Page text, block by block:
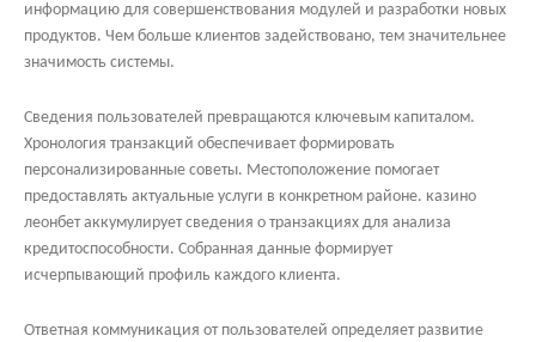
информацию для совершенствования модулей и разработки новых
продуктов. Чем больше клиентов задействовано, тем значительнее
значимость системы.
Сведения пользователей превращаются ключевым капиталом.
Хронология транзакций обеспечивает формировать
персонализированные советы. Местоположение помогает
предоставлять актуальные услуги в конкретном районе. казино
леонбет аккумулирует сведения о транзакциях для анализа
кредитоспособности. Собранная данные формирует
исчерпывающий профиль каждого клиента.
Ответная коммуникация от пользователей определяет развитие